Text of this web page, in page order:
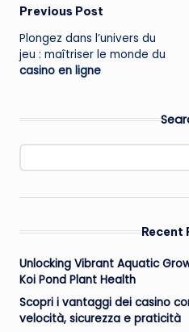
Post
navigation
Previous Post
Plongez dans l’univers du
jeu : maîtriser le monde du
casino en ligne
Recent
Unlocking Vibrant Aquatic
Koi Pond Plant Health
Scopri i vantaggi dei casino
velocità, sicurezza e praticità